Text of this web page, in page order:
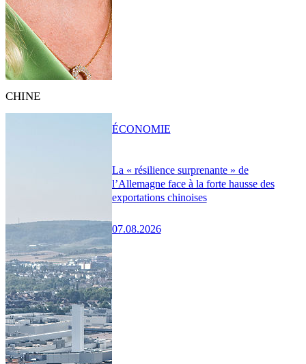
CHINE
La « résilience surprenante » de
l’Allemagne face à la forte hausse des
exportations chinoises
07.08.2026
ÉCONOMIE